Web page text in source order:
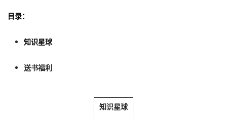
目录：
知识星球
送书福利
知识星球